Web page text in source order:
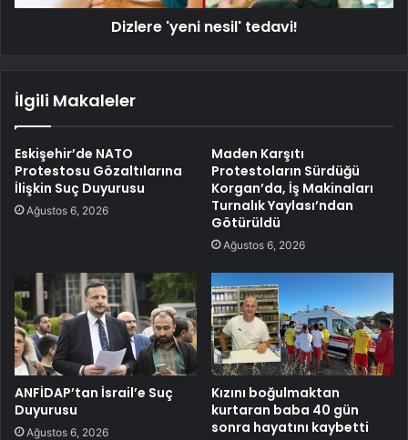
Dizlere 'yeni nesil' tedavi!
İlgili Makaleler
Eskişehir’de NATO
Protestosu Gözaltılarına
İlişkin Suç Duyurusu
Ağustos 6, 2026
Maden Karşıtı
Protestoların Sürdüğü
Korgan’da, İş Makinaları
Turnalık Yaylası’ndan
Götürüldü
Ağustos 6, 2026
ANFİDAP’tan İsrail’e Suç
Duyurusu
Ağustos 6, 2026
Kızını boğulmaktan
kurtaran baba 40 gün
sonra hayatını kaybetti